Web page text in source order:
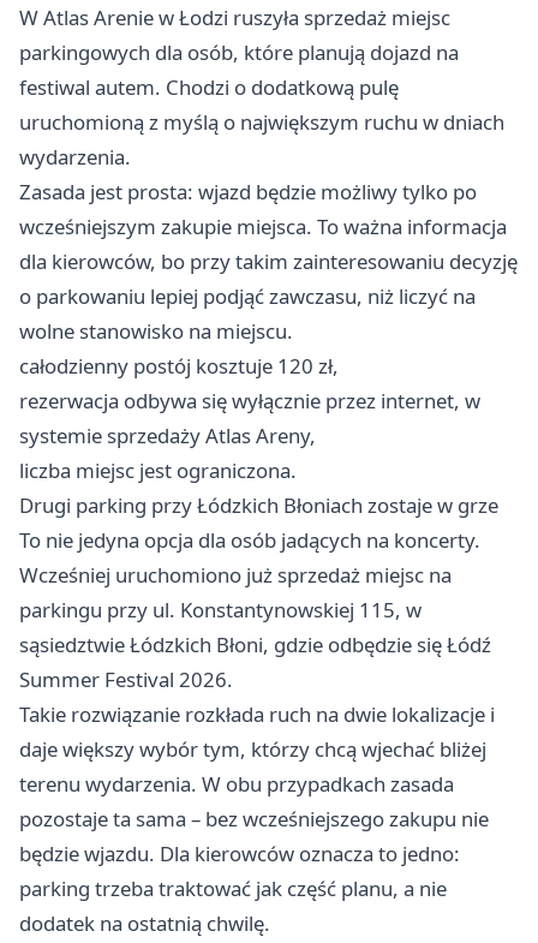
W Atlas Arenie w Łodzi ruszyła sprzedaż miejsc
parkingowych dla osób, które planują dojazd na
festiwal autem. Chodzi o dodatkową pulę
uruchomioną z myślą o największym ruchu w dniach
wydarzenia.
Zasada jest prosta: wjazd będzie możliwy tylko po
wcześniejszym zakupie miejsca. To ważna informacja
dla kierowców, bo przy takim zainteresowaniu decyzję
o parkowaniu lepiej podjąć zawczasu, niż liczyć na
wolne stanowisko na miejscu.
całodzienny postój kosztuje 120 zł,
rezerwacja odbywa się wyłącznie przez internet, w
systemie sprzedaży Atlas Areny,
liczba miejsc jest ograniczona.
Drugi parking przy Łódzkich Błoniach zostaje w grze
To nie jedyna opcja dla osób jadących na koncerty.
Wcześniej uruchomiono już sprzedaż miejsc na
parkingu przy ul. Konstantynowskiej 115, w
sąsiedztwie Łódzkich Błoni, gdzie odbędzie się Łódź
Summer Festival 2026.
Takie rozwiązanie rozkłada ruch na dwie lokalizacje i
daje większy wybór tym, którzy chcą wjechać bliżej
terenu wydarzenia. W obu przypadkach zasada
pozostaje ta sama – bez wcześniejszego zakupu nie
będzie wjazdu. Dla kierowców oznacza to jedno:
parking trzeba traktować jak część planu, a nie
dodatek na ostatnią chwilę.